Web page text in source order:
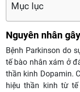
Mục lục
Nguyên nhân
Bệnh Parkinson do
tế bào nhân xám ở
thần kinh Dopamin.
hiệu thần kinh từ